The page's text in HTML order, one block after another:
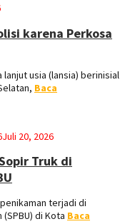
karena Perkosa
lanjut usia (lansia) berinisial
Baca
Juli 20, 2026
Truk di
penikaman terjadi di
di Kota Baca